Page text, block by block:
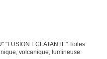
"FUSION ECLATANTE" Toiles
volcanique, lumineuse.